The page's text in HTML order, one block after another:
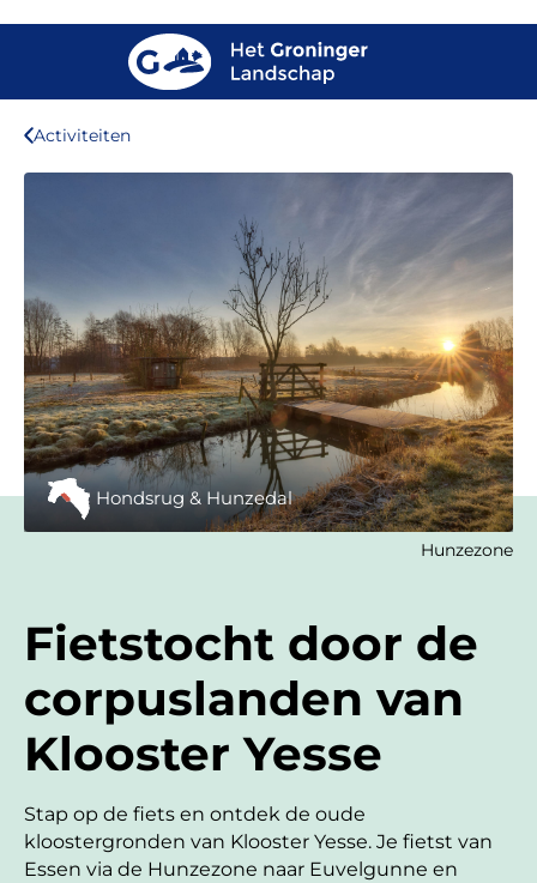
Activiteiten
Hondsrug & Hunzedal
Hunzezone
Fietstocht door de
corpuslanden van
Klooster Yesse
Stap op de fiets en ontdek de oude
kloostergronden van Klooster Yesse. Je fietst van
Essen via de Hunzezone naar Euvelgunne en